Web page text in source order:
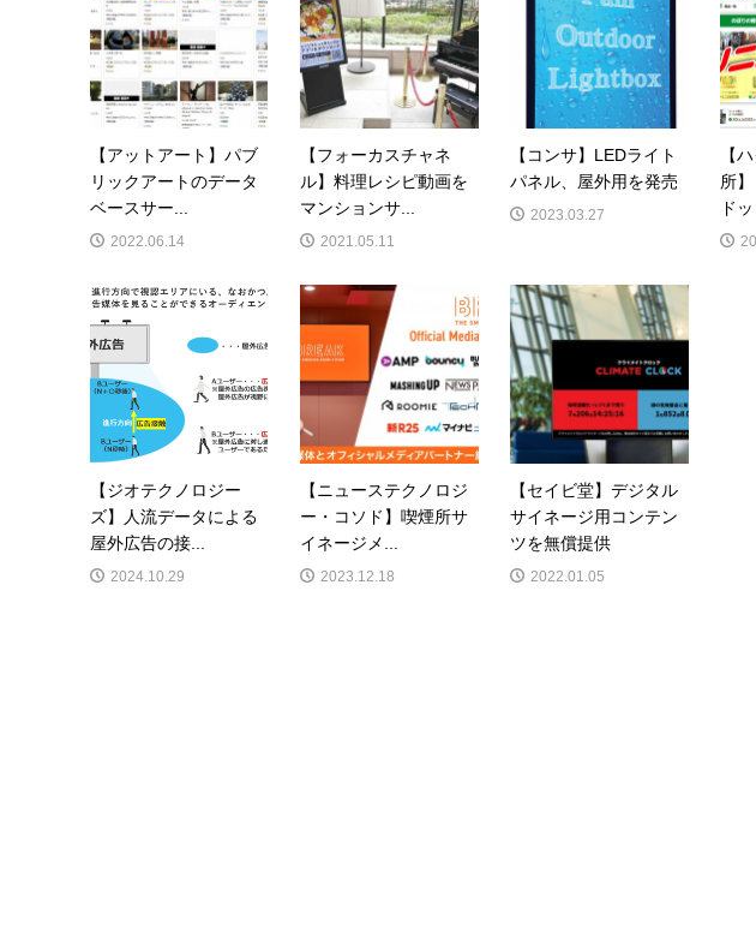
【アットアート】パブ
リックアートのデータ
ベースサー...
2022.06.14
【フォーカスチャネ
ル】料理レシピ動画を
マンションサ...
2021.05.11
【コンサ】LEDライト
パネル、屋外用を発売
2023.03.27
【
所
ド
【ジオテクノロジー
ズ】人流データによる
屋外広告の接...
2024.10.29
【ニューステクノロジ
ー・コソド】喫煙所サ
イネージメ...
2023.12.18
【セイビ堂】デジタル
サイネージ用コンテン
ツを無償提供
2022.01.05